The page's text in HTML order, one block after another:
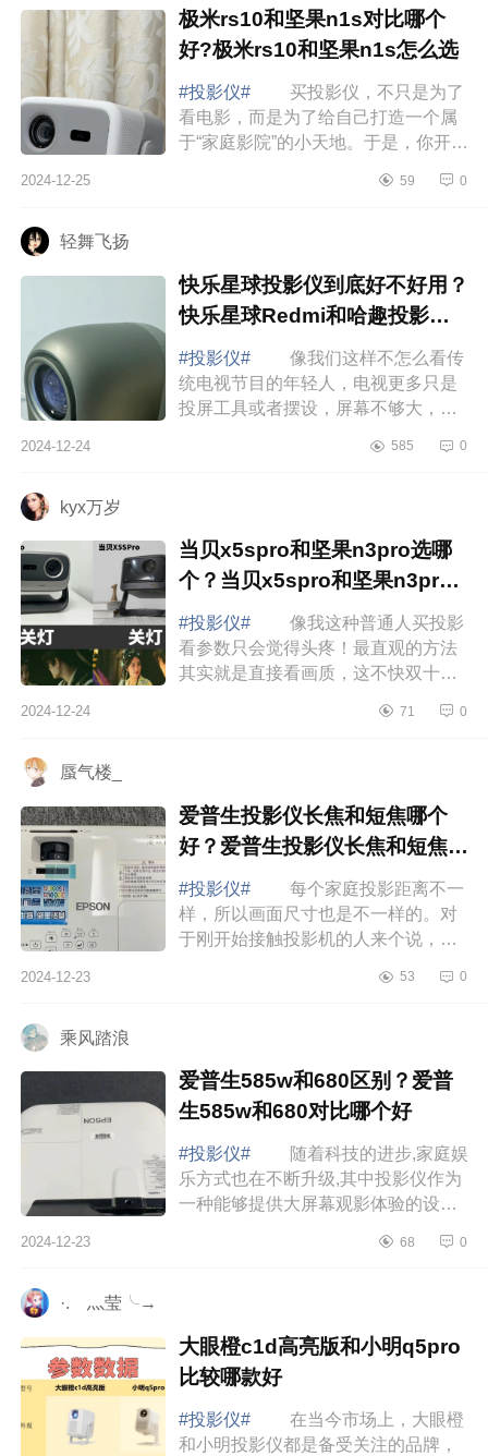
极米rs10和坚果n1s对比哪个
好?极米rs10和坚果n1s怎么选
#投影仪#
买投影仪，不只是为了
看电影，而是为了给自己打造一个属
于“家庭影院”的小天地。于是，你开始
米投影仪，这两大品牌看似差不多，
2024-12-25 59 0
轻舞飞扬
快乐星球投影仪到底好不好用？
快乐星球Redmi和哈趣投影仪
哪款好用
#投影仪#
像我们这样不怎么看传
统电视节目的年轻人，电视更多只是
投屏工具或者摆设，屏幕不够大，观
决定买了投影仪，下面小编为大家介
2024-12-24 585 0
kyx万岁
当贝x5spro和坚果n3pro选哪
个？当贝x5spro和坚果n3pro
哪款好用
#投影仪#
像我这种普通人买投影
看参数只会觉得头疼！最直观的方法
其实就是直接看画质，这不快双十二
功课最后决定先买个两台看看实际情
2024-12-24 71 0
蜃气楼_
爱普生投影仪长焦和短焦哪个
好？爱普生投影仪长焦和短焦怎
么选择
#投影仪#
每个家庭投影距离不一
样，所以画面尺寸也是不一样的。对
于刚开始接触投影机的人来个说，可
小编为大家介绍下爱普生投影仪长焦
2024-12-23 53 0
乘风踏浪
爱普生585w和680区别？爱普
生585w和680对比哪个好
#投影仪#
随着科技的进步,家庭娱
乐方式也在不断升级,其中投影仪作为
一种能够提供大屏幕观影体验的设备,
编为大家介绍下爱普生585w和680区
2024-12-23 68 0
·.ゞ灬莹╰→
大眼橙c1d高亮版和小明q5pro
比较哪款好
#投影仪#
在当今市场上，大眼橙
和小明投影仪都是备受关注的品牌，